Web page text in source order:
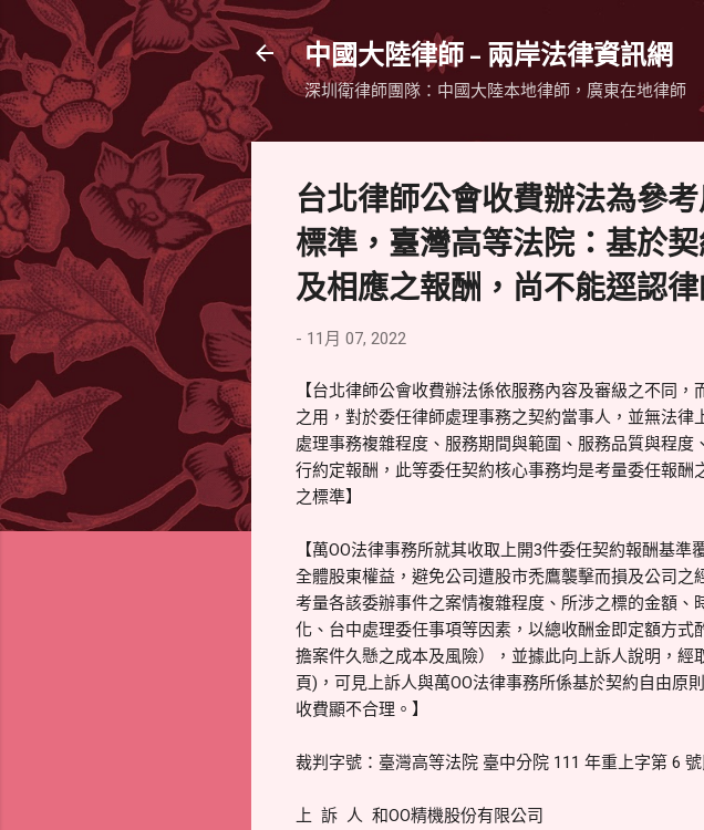
中國大陸律師 - 兩岸法律資訊網
深圳衛律師團隊：中國大陸本地律師，廣東在地律師
台北律師公會收費辦法為參
標準，臺灣高等法院：基於
及相應之報酬，尚不能逕認
- 11月 07, 2022
【台北律師公會收費辦法係依服務內容及審級之不同
之用，對於委任律師處理事務之契約當事人，並無法
處理事務複雜程度、服務期間與範圍、服務品質與程
行約定報酬，此等委任契約核心事務均是考量委任報
之標準】
【萬OO法律事務所就其收取上開3件委任契約報酬基
全體股東權益，避免公司遭股市禿鷹襲擊而損及公司
考量各該委辦事件之案情複雜程度、所涉之標的金額
化、台中處理委任事項等因素，以總收酬金即定額方
擔案件久懸之成本及風險），並據此向上訴人說明，
頁)，可見上訴人與萬OO法律事務所係基於契約自由原
收費顯不合理。】
裁判字號：臺灣高等法院 臺中分院 111 年重上字第 6
上 訴 人 和OO精機股份有限公司